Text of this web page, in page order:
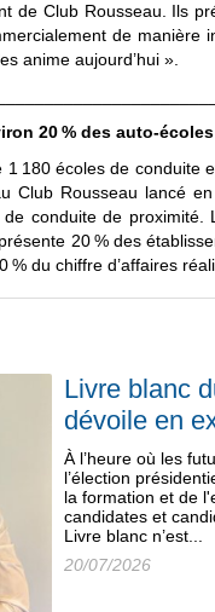
de Club Rousseau. Ils
de manière
anime aujourd’hui ».
20 % des auto-écoles
1 180 écoles de conduite
Club Rousseau lancé
conduite de proximité.
20 % des
% du chiffre d’affaires
Livre blanc
dévoile en
À l’heure où les
l’élection
la formation et de
candidates et
Livre blanc n’est...
20/07/2026